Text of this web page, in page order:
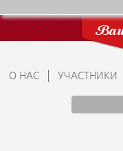
О НАС УЧАСТНИКИ